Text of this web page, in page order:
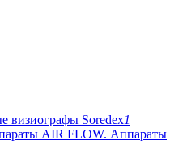
визиографы Soredex1
AIR FLOW. Аппараты